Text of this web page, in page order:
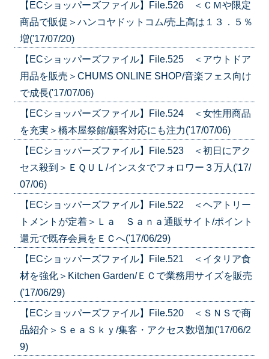
【ECショッパーズファイル】File.526 ＜ＣＭや限定
商品で販促＞ハンコヤドットコム/売上高は１３．５％
増('17/07/20)
【ECショッパーズファイル】File.525 ＜アウトドア
用品を販売＞CHUMS ONLINE SHOP/音楽フェス向け
で成長('17/07/06)
【ECショッパーズファイル】File.524 ＜女性用商品
を充実＞橋本屋祭館/顧客対応にも注力('17/07/06)
【ECショッパーズファイル】File.523 ＜初日にアク
セス殺到＞ＥＱＵＬ/インスタでフォロワー３万人('17/
07/06)
【ECショッパーズファイル】File.522 ＜ヘアトリー
トメントが定着＞Ｌａ Ｓａｎａ通販サイト/ポイント
還元で既存会員をＥＣへ('17/06/29)
【ECショッパーズファイル】File.521 ＜イタリア食
材を強化＞Kitchen Garden/ＥＣで業務用サイズを販売
('17/06/29)
【ECショッパーズファイル】File.520 ＜ＳＮＳで商
品紹介＞ＳｅａＳｋｙ/集客・アクセス数増加('17/06/2
9)